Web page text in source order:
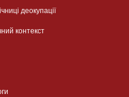
деокупації
контекст